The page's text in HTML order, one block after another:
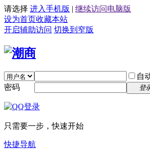
请选择 进入手机版 | 继续访问电脑版
设为首页收藏本站
开启辅助访问 切换到窄版
自
密码
登
只需要一步，快速开始
快捷导航